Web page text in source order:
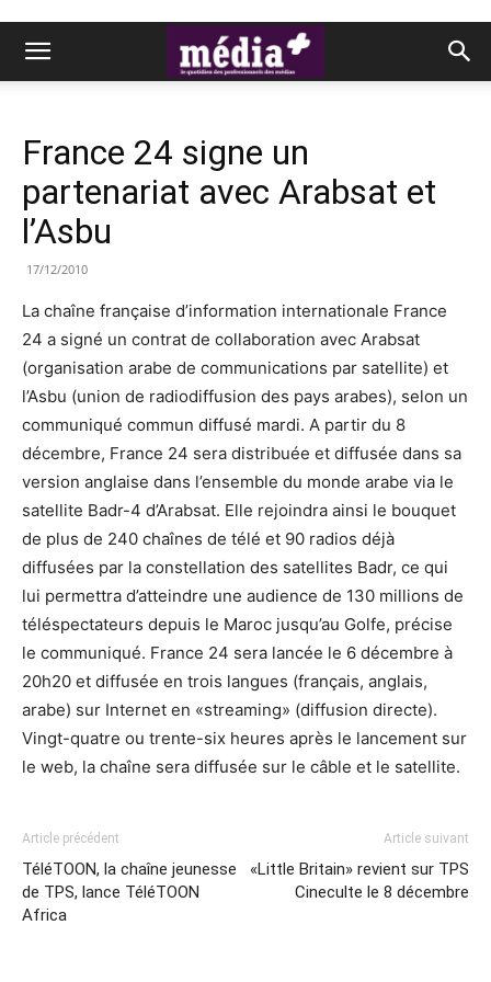
France 24 signe un
partenariat avec Arabsat et
l’Asbu
17/12/2010
La chaîne française d’information internationale France
24 a signé un contrat de collaboration avec Arabsat
(organisation arabe de communications par satellite) et
l’Asbu (union de radiodiffusion des pays arabes), selon un
communiqué commun diffusé mardi. A partir du 8
décembre, France 24 sera distribuée et diffusée dans sa
version anglaise dans l’ensemble du monde arabe via le
satellite Badr-4 d’Arabsat. Elle rejoindra ainsi le bouquet
de plus de 240 chaînes de télé et 90 radios déjà
diffusées par la constellation des satellites Badr, ce qui
lui permettra d’atteindre une audience de 130 millions de
téléspectateurs depuis le Maroc jusqu’au Golfe, précise
le communiqué. France 24 sera lancée le 6 décembre à
20h20 et diffusée en trois langues (français, anglais,
arabe) sur Internet en «streaming» (diffusion directe).
Vingt-quatre ou trente-six heures après le lancement sur
le web, la chaîne sera diffusée sur le câble et le satellite.
Article précédent
TéléTOON, la chaîne jeunesse
de TPS, lance TéléTOON
Africa
Article suivant
«Little Britain» revient sur TPS
Cineculte le 8 décembre